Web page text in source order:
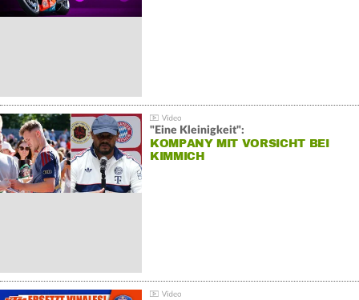
"Eine Kleinigkeit":
KOMPANY MIT VORSICHT BEI
KIMMICH